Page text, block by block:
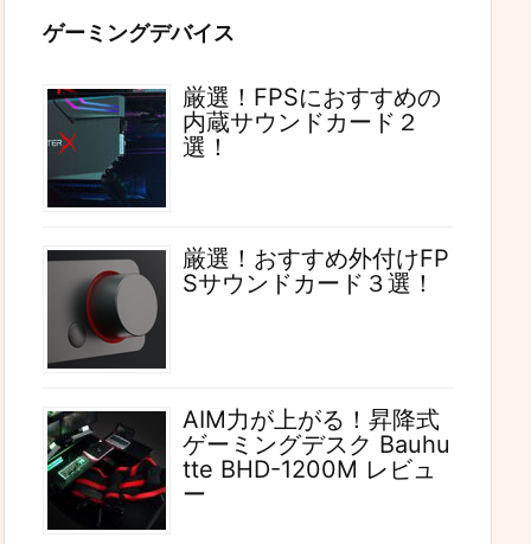
ゲーミングデバイス
厳選！FPSにおすすめの
内蔵サウンドカード２
選！
厳選！おすすめ外付けFP
Sサウンドカード３選！
AIM力が上がる！昇降式
ゲーミングデスク Bauhu
tte BHD-1200M レビュ
ー